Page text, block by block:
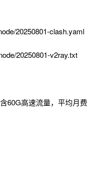
20250801-clash.yaml
20250801-v2ray.txt
60G高速流量，平均月费